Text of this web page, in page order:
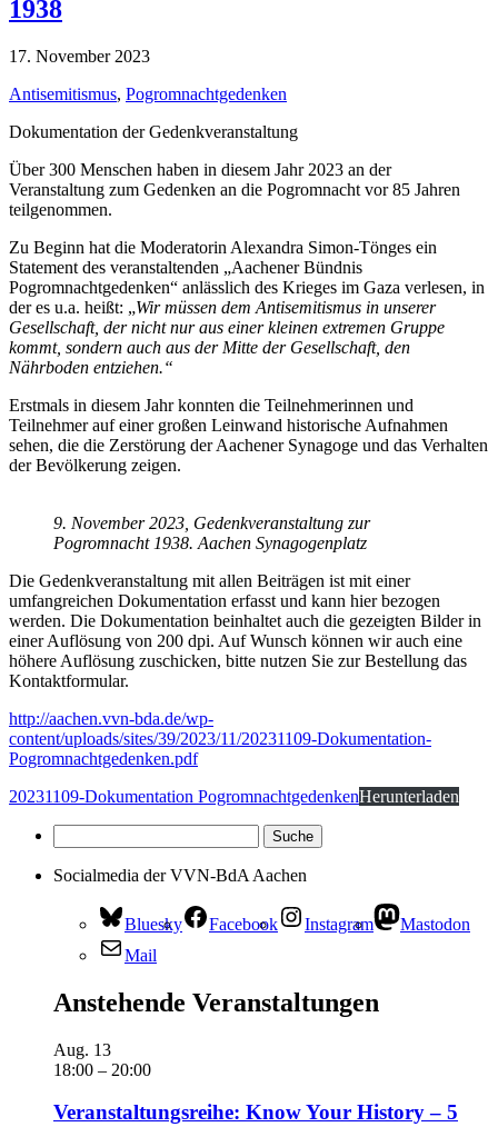
1938
17. November 2023
Antisemitismus, Pogromnachtgedenken
Dokumentation der Gedenkveranstaltung
Über 300 Menschen haben in diesem Jahr 2023 an der
Veranstaltung zum Gedenken an die Pogromnacht vor 85 Jahren
teilgenommen.
Zu Beginn hat die Moderatorin Alexandra Simon-Tönges ein
Statement des veranstaltenden „Aachener Bündnis
Pogromnachtgedenken“ anlässlich des Krieges im Gaza verlesen, in
der es u.a. heißt: „Wir müssen dem Antisemitismus in unserer
Gesellschaft, der nicht nur aus einer kleinen extremen Gruppe
kommt, sondern auch aus der Mitte der Gesellschaft, den
Nährboden entziehen.“
Erstmals in diesem Jahr konnten die Teilnehmerinnen und
Teilnehmer auf einer großen Leinwand historische Aufnahmen
sehen, die die Zerstörung der Aachener Synagoge und das Verhalten
der Bevölkerung zeigen.
9. November 2023, Gedenkveranstaltung zur
Pogromnacht 1938. Aachen Synagogenplatz
Die Gedenkveranstaltung mit allen Beiträgen ist mit einer
umfangreichen Dokumentation erfasst und kann hier bezogen
werden. Die Dokumentation beinhaltet auch die gezeigten Bilder in
einer Auflösung von 200 dpi. Auf Wunsch können wir auch eine
höhere Auflösung zuschicken, bitte nutzen Sie zur Bestellung das
Kontaktformular.
http://aachen.vvn-bda.de/wp-
content/uploads/sites/39/2023/11/20231109-Dokumentation-
Pogromnachtgedenken.pdf
20231109-Dokumentation PogromnachtgedenkenHerunterladen
Socialmedia der VVN-BdA Aachen
Bluesky Facebook Instagram
Mastodon
Mail
Anstehende Veranstaltungen
Aug. 13
18:00 – 20:00
Veranstaltungsreihe: Know Your History – 5